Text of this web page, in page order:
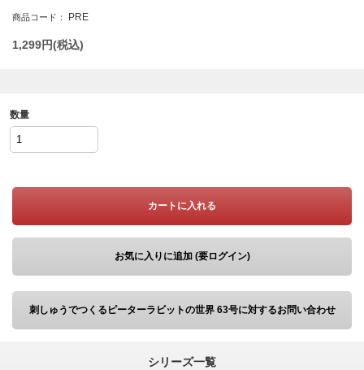
商品コード： PRE
1,299円(税込)
数量
カートに入れる
お気に入りに追加 (要ログイン)
刺しゅうでつくるピーターラビットの世界 63号に対するお問い合わせ
シリーズ一覧